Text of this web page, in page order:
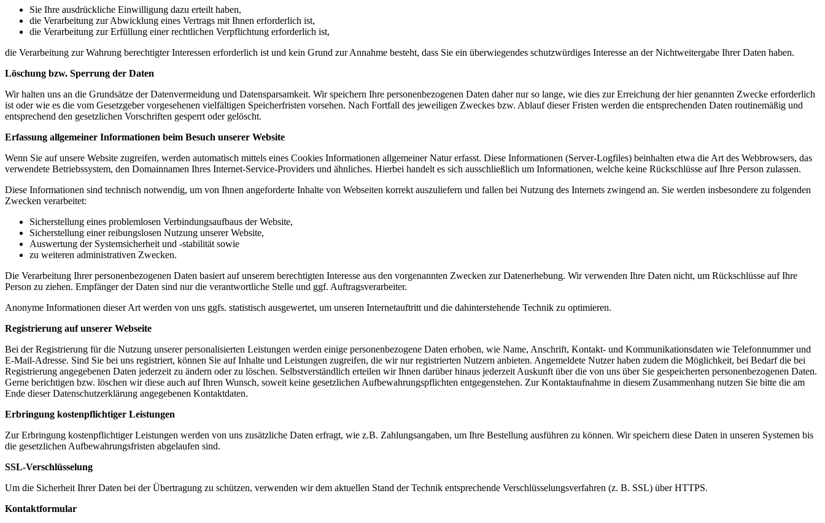
Sie Ihre ausdrückliche Einwilligung dazu erteilt haben,
die Verarbeitung zur Abwicklung eines Vertrags mit Ihnen erforderlich ist,
die Verarbeitung zur Erfüllung einer rechtlichen Verpflichtung erforderlich ist,
die Verarbeitung zur Wahrung berechtigter Interessen erforderlich ist und kein Grund zur Annahme besteht, dass Sie ein überwiegendes schutzwürdiges Interesse an der Nichtweitergabe Ihrer Daten haben.
Löschung bzw. Sperrung der Daten
Wir halten uns an die Grundsätze der Datenvermeidung und Datensparsamkeit. Wir speichern Ihre personenbezogenen Daten daher nur so lange, wie dies zur Erreichung der hier genannten Zwecke erforderlich
ist oder wie es die vom Gesetzgeber vorgesehenen vielfältigen Speicherfristen vorsehen. Nach Fortfall des jeweiligen Zweckes bzw. Ablauf dieser Fristen werden die entsprechenden Daten routinemäßig und
entsprechend den gesetzlichen Vorschriften gesperrt oder gelöscht.
Erfassung allgemeiner Informationen beim Besuch unserer Website
Wenn Sie auf unsere Website zugreifen, werden automatisch mittels eines Cookies Informationen allgemeiner Natur erfasst. Diese Informationen (Server-Logfiles) beinhalten etwa die Art des Webbrowsers, das
verwendete Betriebssystem, den Domainnamen Ihres Internet-Service-Providers und ähnliches. Hierbei handelt es sich ausschließlich um Informationen, welche keine Rückschlüsse auf Ihre Person zulassen.
Diese Informationen sind technisch notwendig, um von Ihnen angeforderte Inhalte von Webseiten korrekt auszuliefern und fallen bei Nutzung des Internets zwingend an. Sie werden insbesondere zu folgenden
Zwecken verarbeitet:
Sicherstellung eines problemlosen Verbindungsaufbaus der Website,
Sicherstellung einer reibungslosen Nutzung unserer Website,
Auswertung der Systemsicherheit und -stabilität sowie
zu weiteren administrativen Zwecken.
Die Verarbeitung Ihrer personenbezogenen Daten basiert auf unserem berechtigten Interesse aus den vorgenannten Zwecken zur Datenerhebung. Wir verwenden Ihre Daten nicht, um Rückschlüsse auf Ihre
Person zu ziehen. Empfänger der Daten sind nur die verantwortliche Stelle und ggf. Auftragsverarbeiter.
Anonyme Informationen dieser Art werden von uns ggfs. statistisch ausgewertet, um unseren Internetauftritt und die dahinterstehende Technik zu optimieren.
Registrierung auf unserer Webseite
Bei der Registrierung für die Nutzung unserer personalisierten Leistungen werden einige personenbezogene Daten erhoben, wie Name, Anschrift, Kontakt- und Kommunikationsdaten wie Telefonnummer und
E-Mail-Adresse. Sind Sie bei uns registriert, können Sie auf Inhalte und Leistungen zugreifen, die wir nur registrierten Nutzern anbieten. Angemeldete Nutzer haben zudem die Möglichkeit, bei Bedarf die bei
Registrierung angegebenen Daten jederzeit zu ändern oder zu löschen. Selbstverständlich erteilen wir Ihnen darüber hinaus jederzeit Auskunft über die von uns über Sie gespeicherten personenbezogenen Daten.
Gerne berichtigen bzw. löschen wir diese auch auf Ihren Wunsch, soweit keine gesetzlichen Aufbewahrungspflichten entgegenstehen. Zur Kontaktaufnahme in diesem Zusammenhang nutzen Sie bitte die am
Ende dieser Datenschutzerklärung angegebenen Kontaktdaten.
Erbringung kostenpflichtiger Leistungen
Zur Erbringung kostenpflichtiger Leistungen werden von uns zusätzliche Daten erfragt, wie z.B. Zahlungsangaben, um Ihre Bestellung ausführen zu können. Wir speichern diese Daten in unseren Systemen bis
die gesetzlichen Aufbewahrungsfristen abgelaufen sind.
SSL-Verschlüsselung
Um die Sicherheit Ihrer Daten bei der Übertragung zu schützen, verwenden wir dem aktuellen Stand der Technik entsprechende Verschlüsselungsverfahren (z. B. SSL) über HTTPS.
Kontaktformular